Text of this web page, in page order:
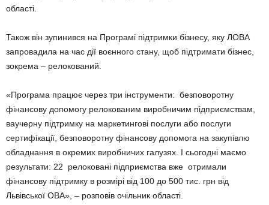
області.
Також він зупинився на Програмі підтримки бізнесу, яку ЛОВА
запровадила на час дії воєнного стану, щоб підтримати бізнес,
зокрема – релокований.
«Програма працює через три інструменти: безповоротну
фінансову допомогу релокованим виробничим підприємствам,
ваучерну підтримку на маркетингові послуги або послуги
сертифікації, безповоротну фінансову допомога на закупівлю
обладнання в окремих виробничих галузях. І сьогодні маємо
результати: 22 релоковані підприємства вже отримали
фінансову підтримку в розмірі від 100 до 500 тис. грн від
Львівської ОВА», – розповів очільник області.